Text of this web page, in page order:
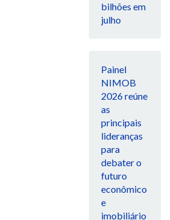
bilhões em
julho
Painel
NIMOB
2026 reúne
as
principais
lideranças
para
debater o
futuro
econômico
e
imobiliário